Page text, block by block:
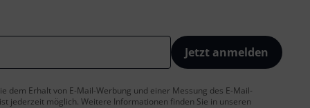
Jetzt anmelden
dem Erhalt von E-Mail-Werbung und einer Messung des E-Mail-
jederzeit möglich. Weitere Informationen finden Sie in unseren